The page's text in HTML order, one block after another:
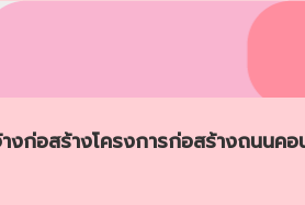
งก่อสร้างโครงการก่อสร้างถนนค